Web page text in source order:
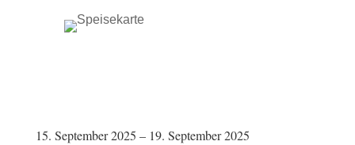
15. September 2025 – 19. September 2025